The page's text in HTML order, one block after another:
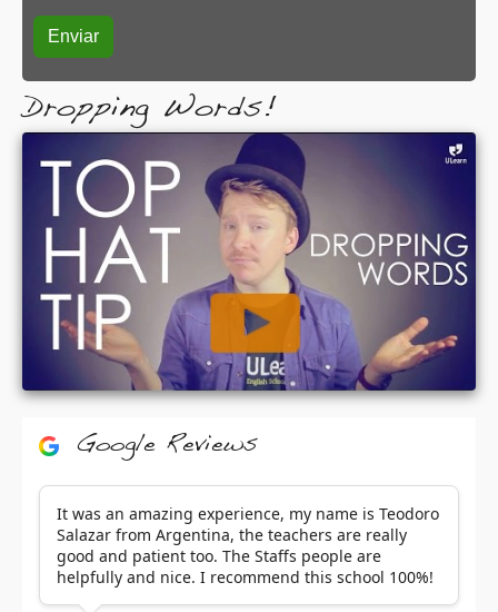
Dropping Words!
Google Reviews
It was an amazing experience, my name is Teodoro
Salazar from Argentina, the teachers are really
good and patient too. The Staffs people are
helpfully and nice. I recommend this school 100%!